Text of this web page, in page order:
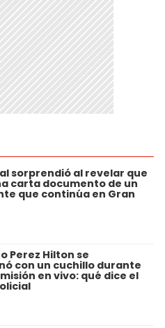
sorprendió al revelar que
carta documento de un
que continúa en Gran
Perez Hilton se
con un cuchillo durante
en vivo: qué dice el